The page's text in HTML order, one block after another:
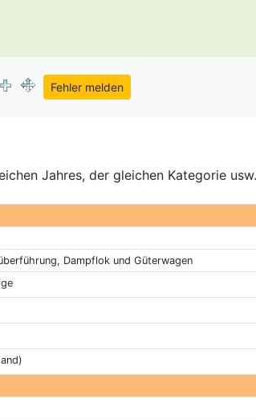
Jahres, der gleichen Kategorie
Dampflok und Güterwagen